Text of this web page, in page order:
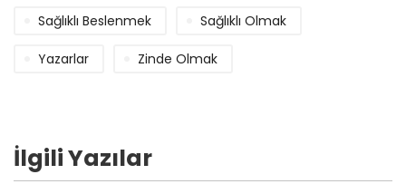
Sağlıklı Beslenmek Sağlıklı Olmak
Yazarlar Zinde Olmak
İlgili Yazılar